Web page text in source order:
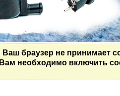
Ваш браузер не принимает
Вам необходимо включить